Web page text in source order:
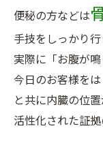
便秘の方などは
手技をしっかり行
実際に「お腹が鳴
今日のお客様を
と共に内臓の位
活性化された証拠